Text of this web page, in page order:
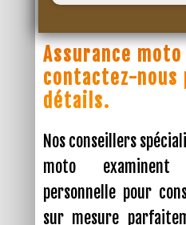
Assurance moto
contactez-nous
détails.
Nos conseillers
moto
personnelle pour
sur mesure